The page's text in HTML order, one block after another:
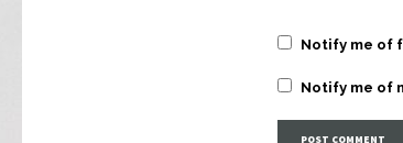
Notify me of
Notify me of